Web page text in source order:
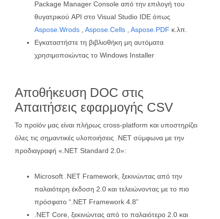
Package Manager Console από την επιλογή του
θυγατρικού API στο Visual Studio IDE όπως
Aspose.Wrods
Aspose.Cells Aspose.PDF κ.λπ.
Εγκαταστήστε τη βιβλιοθήκη μη αυτόματα
χρησιμοποιώντας το Windows Installer
Αποθήκευση DOC στις
Απαιτήσεις εφαρμογής CSV
Το προϊόν μας είναι πλήρως cross-platform και υποστηρίζει
όλες τις σημαντικές υλοποιήσεις .NET σύμφωνα με την
προδιαγραφή «.NET Standard 2.0»:
Microsoft .NET Framework, ξεκινώντας από την
παλαιότερη έκδοση 2.0 και τελειώνοντας με το πιο
πρόσφατο “.NET Framework 4.8”
.NET Core, ξεκινώντας από το παλαιότερο 2.0 και